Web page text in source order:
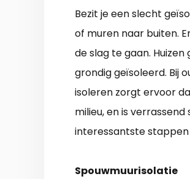
Bezit je een slecht
of muren naar buiten.
de slag te gaan.
grondig geïsoleerd. Bij
isoleren zorgt ervoor
milieu, en is
interessantste
Spouwmuurisolatie